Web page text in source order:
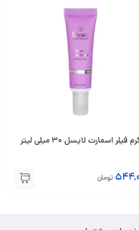
فیلر اسمارت لایسل 30 میلی لیتر
تومان